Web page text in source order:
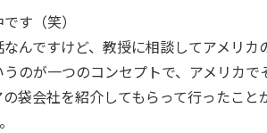
す（笑）
んですけど、教授に相談してアメリ
のが一つのコンセプトで、アメリカ
袋会社を紹介してもらって行ったこ